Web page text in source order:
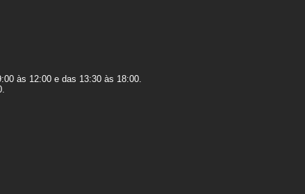
às 12:00 e das 13:30 às 18:00.